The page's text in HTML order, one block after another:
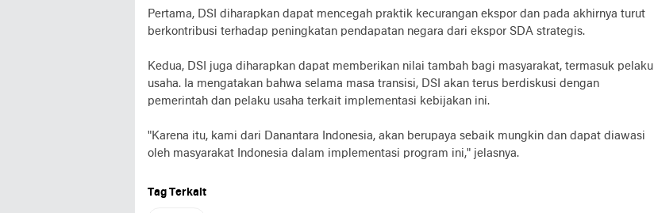
Pertama, DSI diharapkan dapat mencegah praktik kecurangan ekspor dan pada akhirnya turut
berkontribusi terhadap peningkatan pendapatan negara dari ekspor SDA strategis.
Kedua, DSI juga diharapkan dapat memberikan nilai tambah bagi masyarakat, termasuk pelaku
usaha. Ia mengatakan bahwa selama masa transisi, DSI akan terus berdiskusi dengan
pemerintah dan pelaku usaha terkait implementasi kebijakan ini.
"Karena itu, kami dari Danantara Indonesia, akan berupaya sebaik mungkin dan dapat diawasi
oleh masyarakat Indonesia dalam implementasi program ini," jelasnya.
Tag Terkait